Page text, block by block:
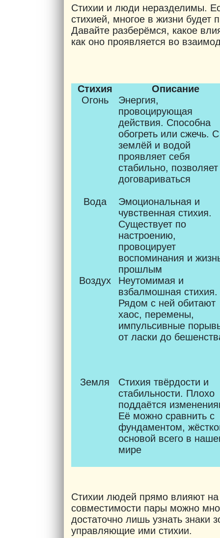
Стихии и люди неразделимы.
стихией, многое в жизни будет
Давайте разберёмся, какое
как оно проявляется во
Стихия
Описание
Огонь
Энергия,
провоцирующая
действия. Способна
обогреть или сжечь. С
землёй и водой
проявляет себя
стабильно, позволяет
договариваться
Вода
Эмоциональная и
чувственная стихия.
Существует по
настроению,
провоцирует
воспоминания и
прошлым
Воздух
Неутомимая и
взбалмошная стихия.
Рядом с ней обитают
хаос, перемены,
импульсивные
от ласки до
Земля
Стихия твёрдости и
стабильности. Плохо
поддаётся
Её можно сравнить с
фундаментом,
основой всего в
мире
Стихии людей прямо влияют
совместимости пары можно
достаточно лишь узнать знаки
управляющие ими стихии.